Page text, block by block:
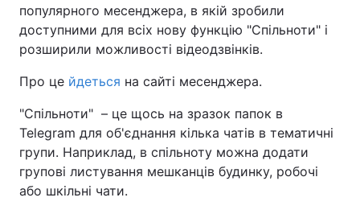
популярного месенджера, в якій зробили
доступними для всіх нову функцію "Спільноти" і
розширили можливості відеодзвінків.
Про це йдеться на сайті месенджера.
"Спільноти" – це щось на зразок папок в
Telegram для об'єднання кілька чатів в тематичні
групи. Наприклад, в спільноту можна додати
групові листування мешканців будинку, робочі
або шкільні чати.